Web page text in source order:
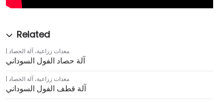
معدات زراعية،آلة الحصاد
آلة حصاد الفول السوداني
معدات زراعية،آلة الحصاد
آلة قطف الفول السوداني